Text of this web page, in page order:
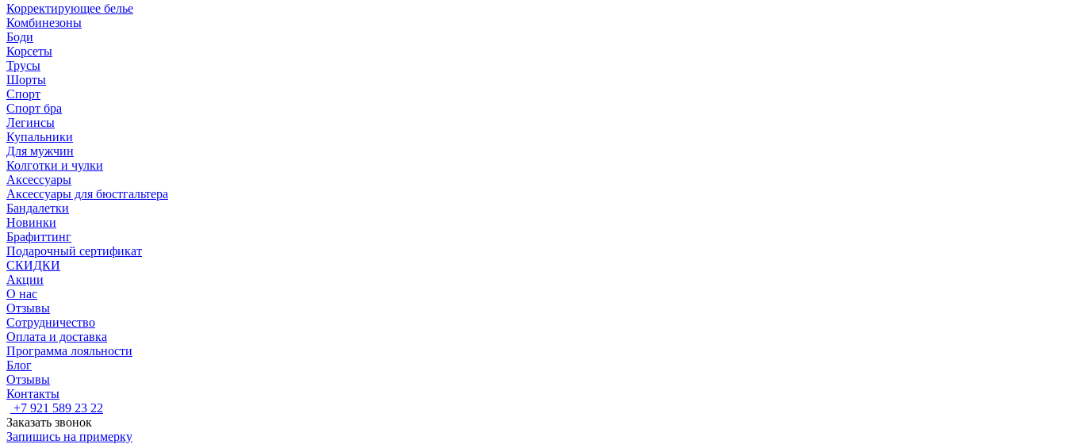
Корректирующее белье
Комбинезоны
Боди
Корсеты
Трусы
Шорты
Спорт
Спорт бра
Легинсы
Купальники
Для мужчин
Колготки и чулки
Аксессуары
Аксессуары для бюстгальтера
Бандалетки
Новинки
Брафиттинг
Подарочный сертификат
СКИДКИ
Акции
О нас
Отзывы
Сотрудничество
Оплата и доставка
Программа лояльности
Блог
Отзывы
Контакты
+7 921 589 23 22
Заказать звонок
Запишись на примерку